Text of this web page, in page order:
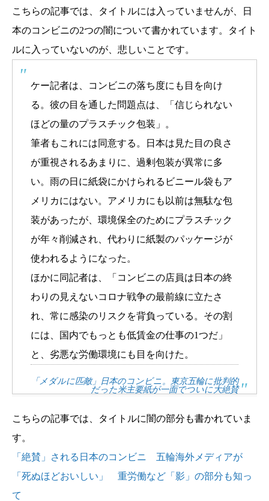
こちらの記事では、タイトルには入っていませんが、日
本のコンビニの2つの闇について書かれています。タイト
ルに入っていないのが、悲しいことです。
ケー記者は、コンビニの落ち度にも目を向け
る。彼の目を通した問題点は、「信じられない
ほどの量のプラスチック包装」。
筆者もこれには同意する。日本は見た目の良さ
が重視されるあまりに、過剰包装が異常に多
い。雨の日に紙袋にかけられるビニール袋もア
メリカにはない。アメリカにも以前は無駄な包
装があったが、環境保全のためにプラスチック
が年々削減され、代わりに紙製のパッケージが
使われるようになった。
ほかに同記者は、「コンビニの店員は日本の終
わりの見えないコロナ戦争の最前線に立たさ
れ、常に感染のリスクを背負っている。その割
には、国内でもっとも低賃金の仕事の1つだ」
と、劣悪な労働環境にも目を向けた。
「メダルに匹敵」日本のコンビニ。東京五輪に批判的
だった米主要紙が一面でついに大絶賛
こちらの記事では、タイトルに闇の部分も書かれていま
す。
「絶賛」される日本のコンビニ 五輪海外メディアが
「死ぬほどおいしい」 重労働など「影」の部分も知っ
て